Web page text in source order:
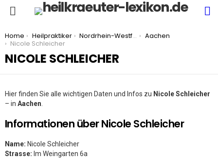
You are here:
Home Heilpraktiker Nordrhein-Westfalen
Aachen
Nicole Schleicher
NICOLE SCHLEICHER
Hier finden Sie alle wichtigen Daten und Infos zu Nicole Schleicher
– in Aachen
Informationen über Nicole Schleicher
Name: Nicole Schleicher
Strasse: Im Weingarten 6a